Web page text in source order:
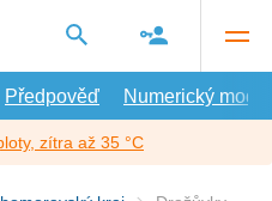
Předpověď Numerický model
zítra až 35 °C